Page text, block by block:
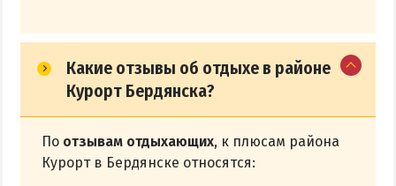
Какие отзывы об отдыхе в районе
Курорт Бердянска?
По отзывам отдыхающих, к плюсам района
Курорт в Бердянске относятся: